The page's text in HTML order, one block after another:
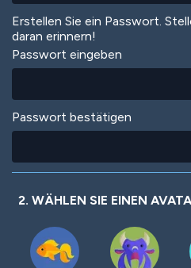
Erstellen Sie ein Passwort.
daran erinnern!
Passwort eingeben
Passwort bestätigen
2. WÄHLEN SIE EINEN